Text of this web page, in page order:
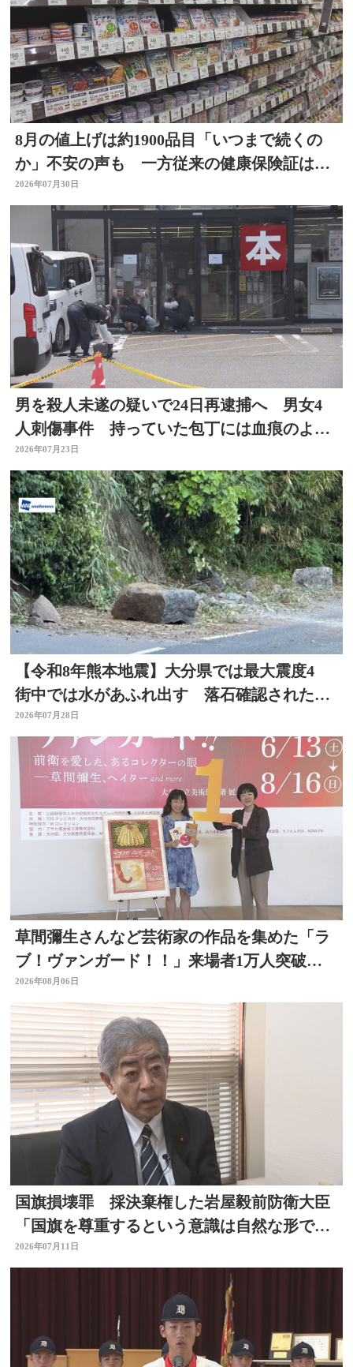
8月の値上げは約1900品目「いつまで続くの
か」不安の声も 一方従来の健康保険証は使
用不可に
2026年07月30日
男を殺人未遂の疑いで24日再逮捕へ 男女4
人刺傷事件 持っていた包丁には血痕のよう
なもの付着
2026年07月23日
【令和8年熊本地震】大分県では最大震度4
街中では水があふれ出す 落石確認されたと
ころも
2026年07月28日
草間彌生さんなど芸術家の作品を集めた「ラ
ブ！ヴァンガード！！」来場者1万人突破
大分県立美術館
2026年08月06日
国旗損壊罪 採決棄権した岩屋毅前防衛大臣
「国旗を尊重するという意識は自然な形で育
まれるべきもの」大分
2026年07月11日